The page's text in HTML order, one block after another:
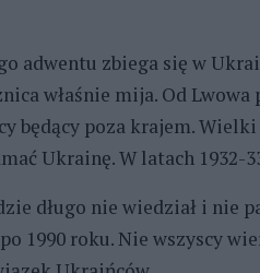
adwentu zbiega się w
właśnie mija. Od
będący poza krajem.
Ukrainę. W latach
długo nie wiedział i nie
1990 roku. Nie wszyscy